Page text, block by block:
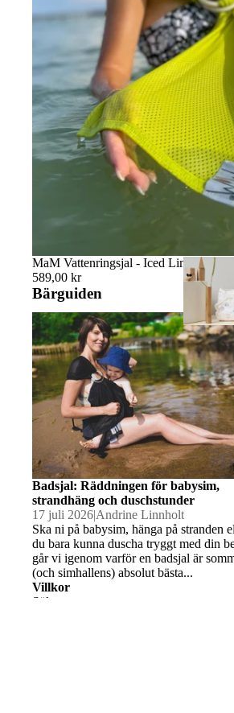
MaM Vattenringsjal - Iced Limeade
589,00 kr
Bärguiden
Badsjal: Räddningen för babysim,
och duschstunder
Badsjal: Räddningen för babysim,
strandhäng och duschstunder
17 juli 2026|Andrine Linnholt
Ska ni på babysim, hänga på stranden
du bara kunna duscha tryggt med din
går vi igenom varför en badsjal är
(och simhallens) absolut bästa...
Villkor
Sök